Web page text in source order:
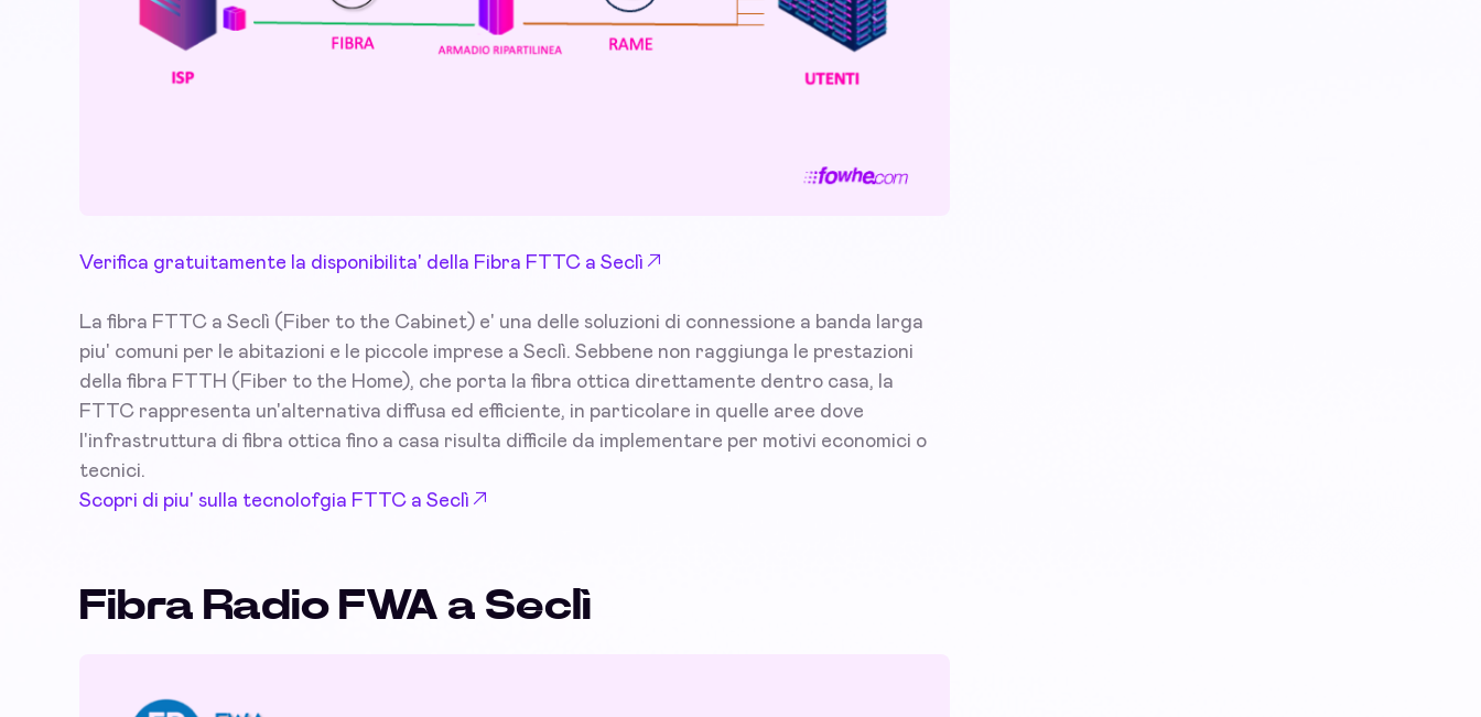
Verifica gratuitamente la disponibilita' della Fibra FTTC a Seclì
La fibra FTTC a Seclì (Fiber to the Cabinet) e' una delle soluzioni di connessione a banda larga
piu' comuni per le abitazioni e le piccole imprese a Seclì. Sebbene non raggiunga le prestazioni
della fibra FTTH (Fiber to the Home), che porta la fibra ottica direttamente dentro casa, la
FTTC rappresenta un'alternativa diffusa ed efficiente, in particolare in quelle aree dove
l'infrastruttura di fibra ottica fino a casa risulta difficile da implementare per motivi economici o
tecnici.
Scopri di piu' sulla tecnolofgia FTTC a Seclì
Fibra Radio FWA a Seclì